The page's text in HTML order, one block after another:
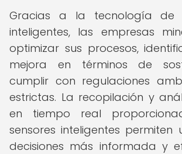
Gracias a la tecnología de
inteligentes, las empresas
optimizar sus procesos,
mejora en términos de
cumplir con regulaciones
estrictas. La recopilación y
en tiempo real
sensores inteligentes
decisiones más informada y